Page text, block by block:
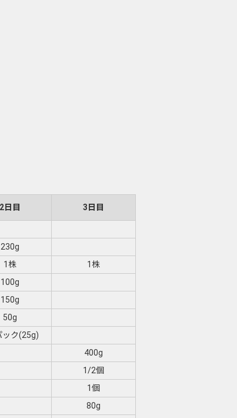
2日目 3日目
230g
1株
1株
100g
150g
50g
ック(25g)
400g
1/2個
1個
80g